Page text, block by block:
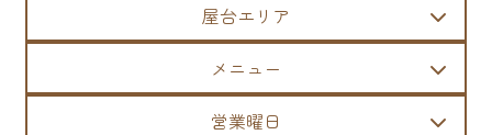
屋台エリア
メニュー
営業曜日